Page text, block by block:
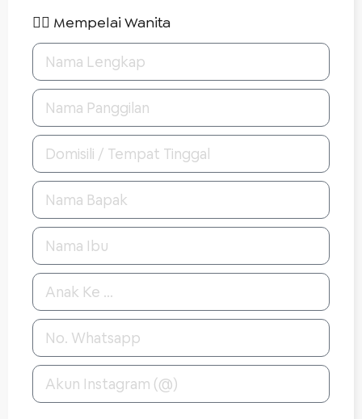
👰‍♀️ Mempelai Wanita